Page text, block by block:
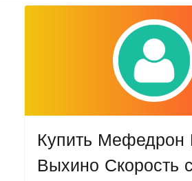
Купить Мефедрон
Выхино Скорость